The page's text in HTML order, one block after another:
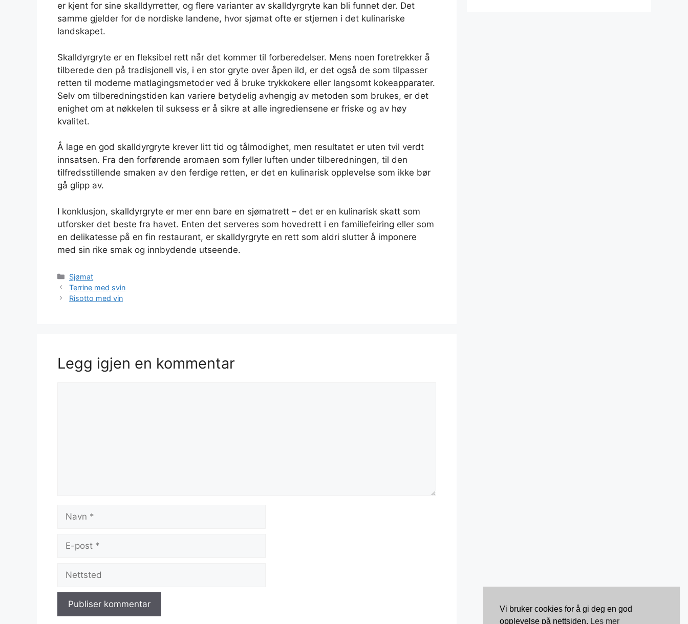
er kjent for sine skalldyrretter, og flere varianter av skalldyrgryte kan bli funnet der. Det
samme gjelder for de nordiske landene, hvor sjømat ofte er stjernen i det kulinariske
landskapet.
Skalldyrgryte er en fleksibel rett når det kommer til forberedelser. Mens noen foretrekker å
tilberede den på tradisjonell vis, i en stor gryte over åpen ild, er det også de som tilpasser
retten til moderne matlagingsmetoder ved å bruke trykkokere eller langsomt kokeapparater.
Selv om tilberedningstiden kan variere betydelig avhengig av metoden som brukes, er det
enighet om at nøkkelen til suksess er å sikre at alle ingrediensene er friske og av høy
kvalitet.
Å lage en god skalldyrgryte krever litt tid og tålmodighet, men resultatet er uten tvil verdt
innsatsen. Fra den forførende aromaen som fyller luften under tilberedningen, til den
tilfredsstillende smaken av den ferdige retten, er det en kulinarisk opplevelse som ikke bør
gå glipp av.
I konklusjon, skalldyrgryte er mer enn bare en sjømatrett – det er en kulinarisk skatt som
utforsker det beste fra havet. Enten det serveres som hovedrett i en familiefeiring eller som
en delikatesse på en fin restaurant, er skalldyrgryte en rett som aldri slutter å imponere
med sin rike smak og innbydende utseende.
Kategorier
Sjømat
Terrine med svin
Risotto med vin
Legg igjen en kommentar
post
Vi bruker cookies for å gi deg en god
opplevelse på nettsiden. Les mer